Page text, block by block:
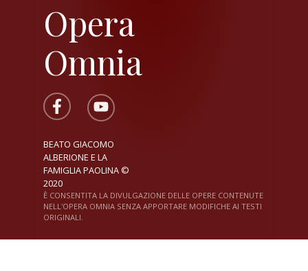
Opera
Omnia
BEATO GIACOMO
ALBERIONE E LA
FAMIGLIA PAOLINA ©
2020
È CONSENTITA LA DIVULGAZIONE DELLE OPERE CONTENUTE
NELL'OPERA OMNIA SENZA APPORTARE MODIFICHE AI TESTI
ORIGINALI.